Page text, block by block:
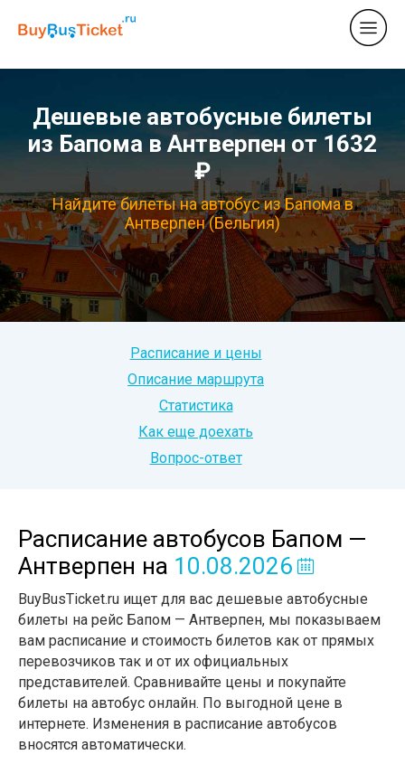
Дешевые автобусные билеты
из Бапома в Антверпен от 1632
₽
Найдите билеты на автобус из Бапома в
Антверпен (Бельгия)
Расписание и цены
Описание маршрута
Статистика
Как еще доехать
Вопрос-ответ
Расписание автобусов Бапом —
Антверпен на 10.08.2026
BuyBusTicket.ru ищет для вас дешевые автобусные
билеты на рейс Бапом — Антверпен, мы показываем
вам расписание и стоимость билетов как от прямых
перевозчиков так и от их официальных
представителей. Сравнивайте цены и покупайте
билеты на автобус онлайн. По выгодной цене в
интернете. Изменения в расписание автобусов
вносятся автоматически.